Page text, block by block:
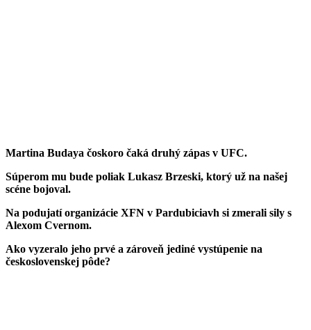
Martina Budaya čoskoro čaká druhý zápas v UFC.
Súperom mu bude poliak Lukasz Brzeski, ktorý už na našej
scéne bojoval.
Na podujatí organizácie XFN v Pardubiciavh si zmerali sily s
Alexom Cvernom.
Ako vyzeralo jeho prvé a zároveň jediné vystúpenie na
československej pôde?